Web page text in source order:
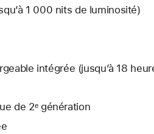
1 000 nits de luminosité)
intégrée (jusqu’à 18
de 2ᵉ génération